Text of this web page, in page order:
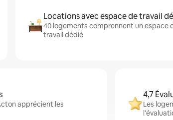
Locations avec espace de travail
40 logements comprennent un espace
travail dédié
apprécient les
4,7
Les